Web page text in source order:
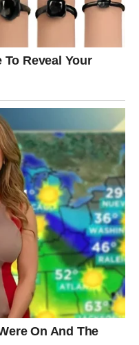
ono za čim najviše
dolazi kroz nežnost,
osećaj da se srce
odnose, ali i kroz
da nosiš tuđe
odnosa ili nova
emocije koje te povlače
– biram uzajamnost.”
I